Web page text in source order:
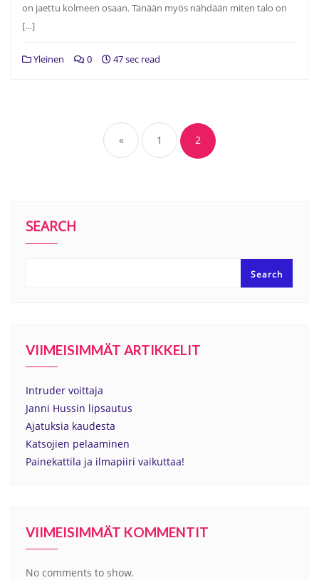
on jaettu kolmeen osaan. Tänään myös nähdään miten talo on
[…]
Yleinen 0 47 sec read
« 1 2
SEARCH
Search
VIIMEISIMMÄT ARTIKKELIT
Intruder voittaja
Janni Hussin lipsautus
Ajatuksia kaudesta
Katsojien pelaaminen
Painekattila ja ilmapiiri vaikuttaa!
VIIMEISIMMÄT KOMMENTIT
No comments to show.